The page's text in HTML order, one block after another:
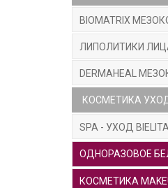
BIOMATRIX
ЛИПОЛИТИКИ
DERMAHEAL
КОСМЕТИКА
SPA - УХОД
ОДНОРАЗОВОЕ
КОСМЕТИКА